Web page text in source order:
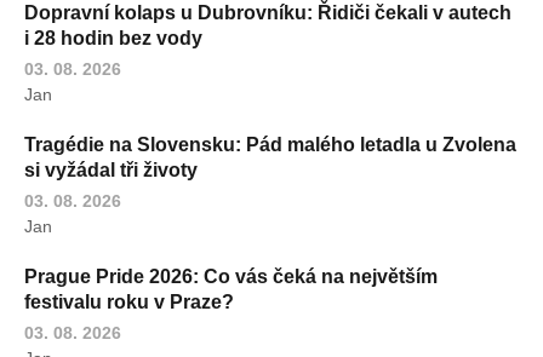
Dopravní kolaps u Dubrovníku: Řidiči čekali v autech
i 28 hodin bez vody
03. 08. 2026
Jan
Tragédie na Slovensku: Pád malého letadla u Zvolena
si vyžádal tři životy
03. 08. 2026
Jan
Prague Pride 2026: Co vás čeká na největším
festivalu roku v Praze?
03. 08. 2026